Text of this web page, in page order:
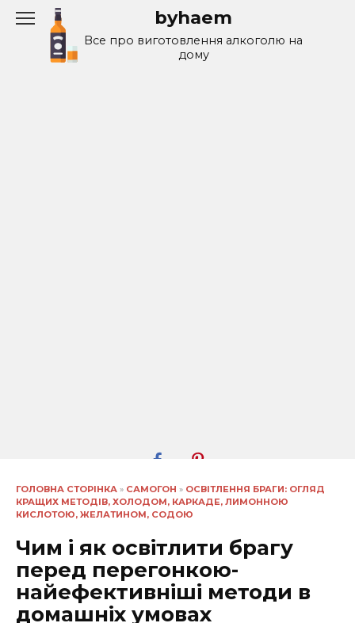
Перейти
содержанию
byhaem
Все про виготовлення алкоголю на
дому
ГОЛОВНА СТОРІНКА » САМОГОН » ОСВІТЛЕННЯ БРАГИ: ОГЛЯД
КРАЩИХ МЕТОДІВ, ХОЛОДОМ, КАРКАДЕ, ЛИМОННОЮ
КИСЛОТОЮ, ЖЕЛАТИНОМ, СОДОЮ
Чим і як освітлити брагу
перед перегонкою-
найефективніші методи в
домашніх умовах